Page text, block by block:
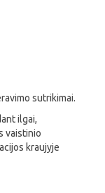
sutrikimai.
ilgai,
vaistinio
kraujyje